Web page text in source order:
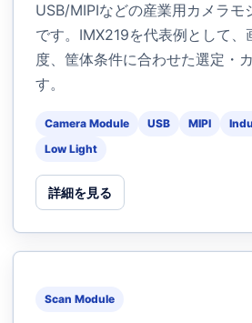
USB/MIPIなどの産業用カメラモ
です。IMX219を代表例として、
度、筐体条件に合わせた選定・
す。
Camera Module USB MIPI
Low Light
詳細を見る
Scan Module